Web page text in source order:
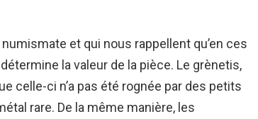
et qui nous rappellent qu’en ces
la valeur de la pièce. Le grènetis,
celle-ci n’a pas été rognée par des petits
rare. De la même manière, les